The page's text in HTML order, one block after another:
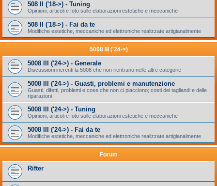
508 II ('18->) - Tuning
Opinioni, articoli e foto sulle elaborazioni estetiche e meccaniche
508 II ('18->) - Fai da te
Modifiche estetiche, meccaniche ed elettroniche realizzate artigianalmente
5008 III ('24->)
5008 III ('24->) - Generale
Discussioni inerenti la 5008 che non rientrano nelle altre categorie
5008 III ('24->) - Guasti, problemi e manutenzione
Guasti, difetti, problemi e cose che non ci piacciono; costi dei tagliandi e delle
riparazioni
5008 III ('24->) - Tuning
Opinioni, articoli e foto sulle elaborazioni estetiche e meccaniche
5008 III ('24->) - Fai da te
Modifiche estetiche, meccaniche ed elettroniche realizzate artigianalmente
Forum
Rifter